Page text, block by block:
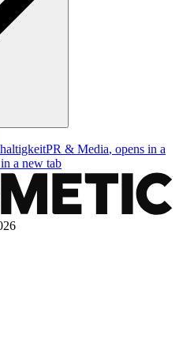
PR & Media, opens in a
a new tab